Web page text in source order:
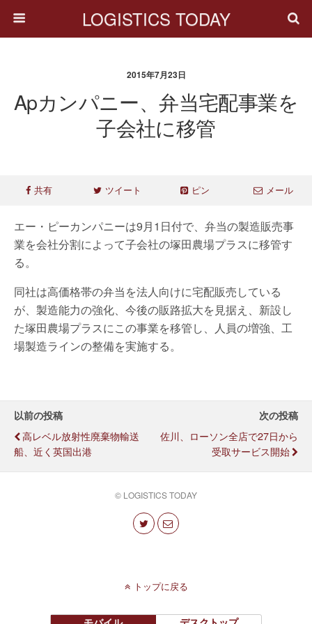
LOGISTICS TODAY
2015年7月23日
Apカンパニー、弁当宅配事業を
子会社に移管
共有 ツイート ピン メール
エー・ピーカンパニーは9月1日付で、弁当の製造販売事
業を会社分割によって子会社の塚田農場プラスに移管す
る。
同社は高価格帯の弁当を法人向けに宅配販売している
が、製造能力の強化、今後の販路拡大を見据え、新設し
た塚田農場プラスにこの事業を移管し、人員の増強、工
場製造ラインの整備を実施する。
以前の投稿
高レベル放射性廃棄物輸送
船、近く英国出港
次の投稿
佐川、ローソン全店で27日から
受取サービス開始
© LOGISTICS TODAY
トップに戻る